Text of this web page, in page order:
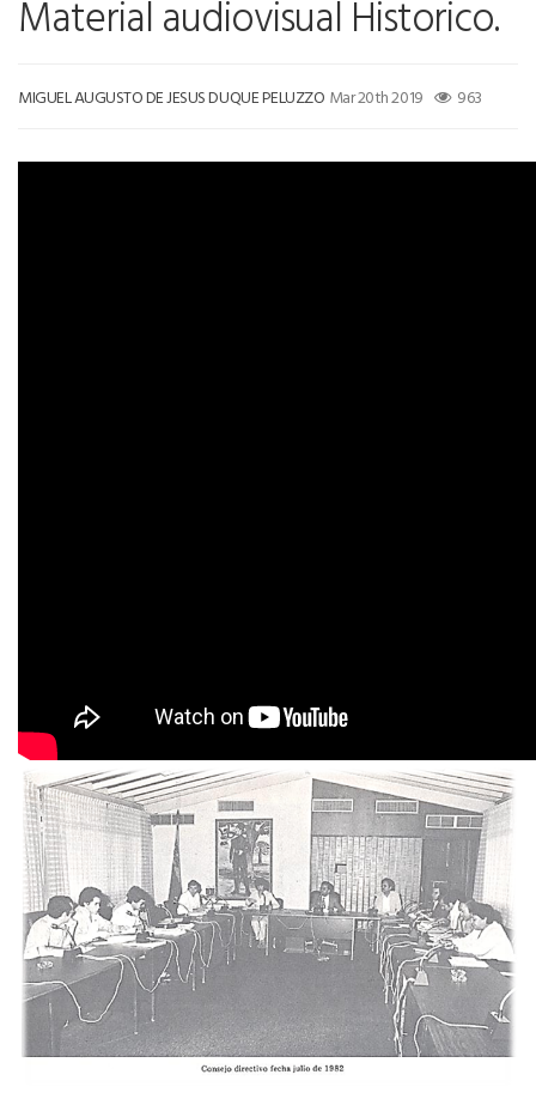
Material audiovisual Historico.
MIGUEL AUGUSTO DE JESUS DUQUE PELUZZO Mar 20th 2019 963